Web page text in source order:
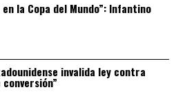
la Copa del Mundo”: Infantino
invalida ley contra